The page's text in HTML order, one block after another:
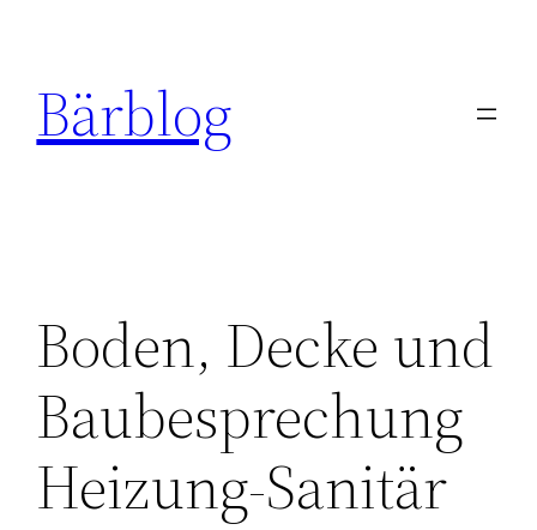
springen
Bärblog
Boden, Decke und
Baubesprechung
Heizung-Sanitär